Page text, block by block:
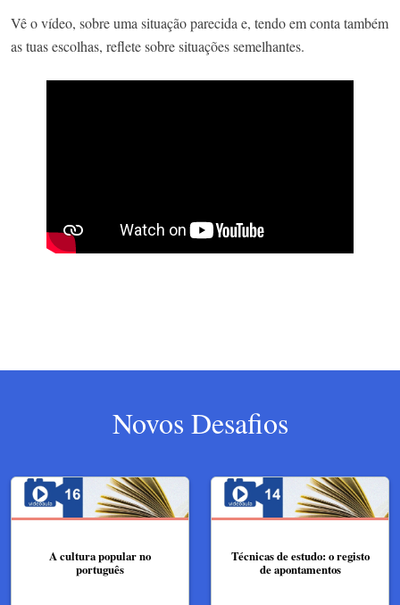
Vê o vídeo, sobre uma situação parecida e, tendo em conta também
as tuas escolhas, reflete sobre situações semelhantes.
Novos Desafios
A cultura popular no
português
Técnicas de estudo: o registo
de apontamentos